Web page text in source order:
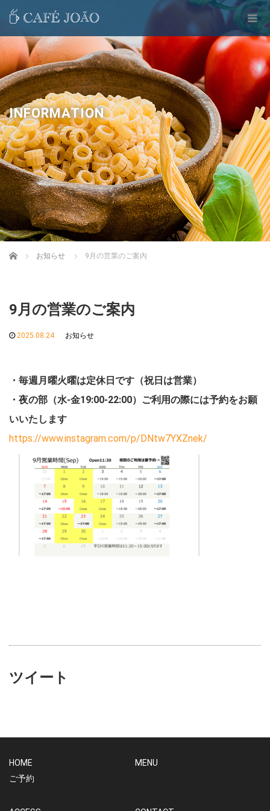
INFORMATION
Home お知らせ 9月の営業のご案内
9月の営業のご案内
2025.08.24 お知らせ
・毎週月曜火曜は定休日です（祝日は営業）
・夜の部（水-金19:00-22:00）ご利用の際には予約をお願
いいたします
https://www.instagram.com/p/DNtw7YXZnek/
ツイート
HOME
ご予約
MENU